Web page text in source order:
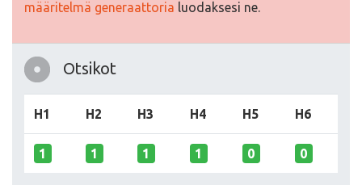
määritelmä generaattoria luodaksesi ne.
Otsikot
H1 H2 H3 H4 H5 H6
1 1 1 1 0 0